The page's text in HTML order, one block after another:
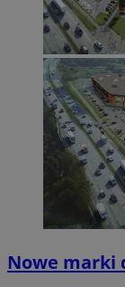
Nowe marki